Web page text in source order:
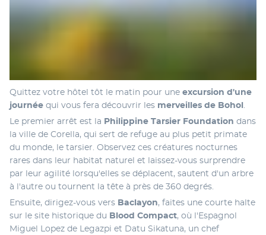
Quittez votre hôtel tôt le matin pour une excursion d'une
journée qui vous fera découvrir les merveilles de Bohol .
Le premier arrêt est la Philippine Tarsier Foundation dans
la ville de Corella, qui sert de refuge au plus petit primate
du monde, le tarsier. Observez ces créatures nocturnes
rares dans leur habitat naturel et laissez-vous surprendre
par leur agilité lorsqu'elles se déplacent, sautent d'un arbre
à l'autre ou tournent la tête à près de 360 ​​degrés.
Ensuite, dirigez-vous vers Baclayon, faites une courte halte
sur le site historique du Blood Compact, où l'Espagnol
Miguel Lopez de Legazpi et Datu Sikatuna, un chef